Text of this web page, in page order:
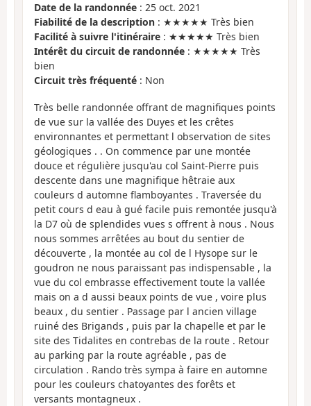
Date de la randonnée : 25 oct. 2021
Fiabilité de la description : ★★★★★ Très bien
Facilité à suivre l'itinéraire : ★★★★★ Très bien
Intérêt du circuit de randonnée : ★★★★★ Très
bien
Circuit très fréquenté : Non
Très belle randonnée offrant de magnifiques points
de vue sur la vallée des Duyes et les crêtes
environnantes et permettant l observation de sites
géologiques . . On commence par une montée
douce et régulière jusqu'au col Saint-Pierre puis
descente dans une magnifique hêtraie aux
couleurs d automne flamboyantes . Traversée du
petit cours d eau à gué facile puis remontée jusqu'à
la D7 où de splendides vues s offrent à nous . Nous
nous sommes arrêtées au bout du sentier de
découverte , la montée au col de l Hysope sur le
goudron ne nous paraissant pas indispensable , la
vue du col embrasse effectivement toute la vallée
mais on a d aussi beaux points de vue , voire plus
beaux , du sentier . Passage par l ancien village
ruiné des Brigands , puis par la chapelle et par le
site des Tidalites en contrebas de la route . Retour
au parking par la route agréable , pas de
circulation . Rando très sympa à faire en automne
pour les couleurs chatoyantes des forêts et
versants montagneux .